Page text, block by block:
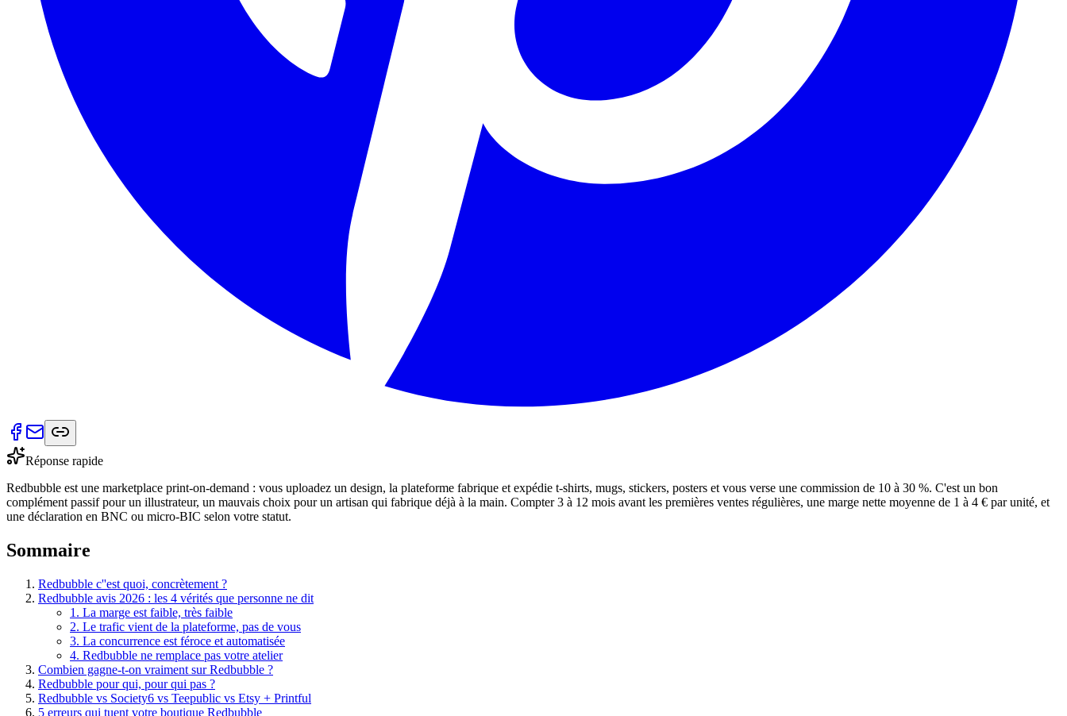
Réponse rapide
Redbubble est une marketplace print-on-demand : vous uploadez un design, la plateforme fabrique et expédie t-shirts, mugs, stickers, posters et vous verse une commission de 10 à 30 %. C'est un bon
complément passif pour un illustrateur, un mauvais choix pour un artisan qui fabrique déjà à la main. Compter 3 à 12 mois avant les premières ventes régulières, une marge nette moyenne de 1 à 4 € par unité, et
une déclaration en BNC ou micro-BIC selon votre statut.
Sommaire
Redbubble c''est quoi, concrètement ?
Redbubble avis 2026 : les 4 vérités que personne ne dit
1. La marge est faible, très faible
2. Le trafic vient de la plateforme, pas de vous
3. La concurrence est féroce et automatisée
4. Redbubble ne remplace pas votre atelier
Combien gagne-t-on vraiment sur Redbubble ?
Redbubble pour qui, pour qui pas ?
Redbubble vs Society6 vs Teepublic vs Etsy + Printful
5 erreurs qui tuent votre boutique Redbubble